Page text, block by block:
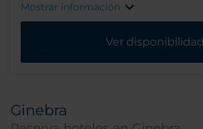
Mostrar información
Ver disponibilidad
Ginebra